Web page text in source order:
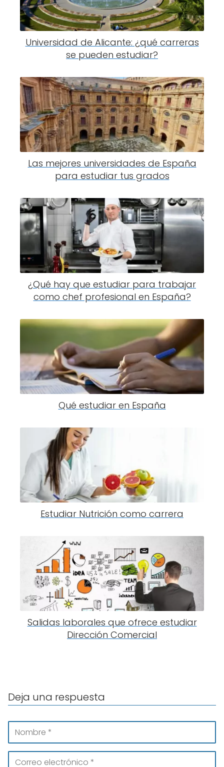
Universidad de Alicante: ¿qué carreras
se pueden estudiar?
Las mejores universidades de España
para estudiar tus grados
¿Qué hay que estudiar para trabajar
como chef profesional en España?
Qué estudiar en España
Estudiar Nutrición como carrera
Salidas laborales que ofrece estudiar
Dirección Comercial
Deja una respuesta